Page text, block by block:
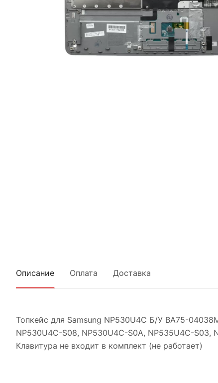
Описание Оплата Доставка
Топкейс для Samsung NP530U4C Б/У BA75-
NP530U4C-S08, NP530U4C-S0A, NP535U4C-S03,
Клавитура не входит в комплект (не работает)